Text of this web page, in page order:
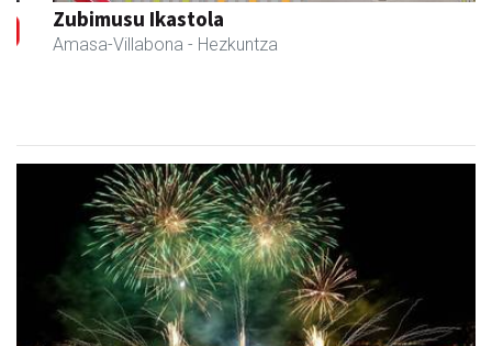
Zubimusu Ikastola
Amasa-Villabona - Hezkuntza